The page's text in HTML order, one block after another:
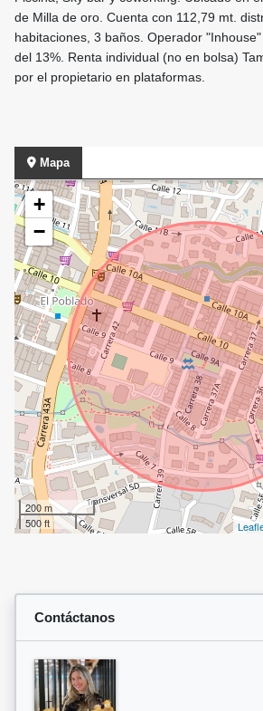
de Milla de oro. Cuenta con 112,79 mt.
habitaciones, 3 baños. Operador
del 13%. Renta individual (no en bolsa)
por el propietario en plataformas.
Mapa
+
−
200 m
500 ft
Contáctanos